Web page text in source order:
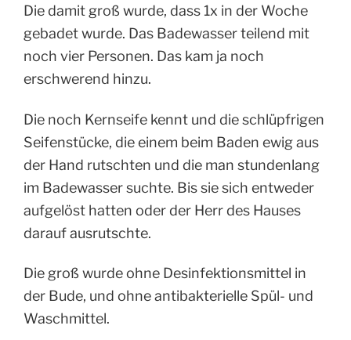
Die damit groß wurde, dass 1x in der Woche
gebadet wurde. Das Badewasser teilend mit
noch vier Personen. Das kam ja noch
erschwerend hinzu.
Die noch Kernseife kennt und die schlüpfrigen
Seifenstücke, die einem beim Baden ewig aus
der Hand rutschten und die man stundenlang
im Badewasser suchte. Bis sie sich entweder
aufgelöst hatten oder der Herr des Hauses
darauf ausrutschte.
Die groß wurde ohne Desinfektionsmittel in
der Bude, und ohne antibakterielle Spül- und
Waschmittel.